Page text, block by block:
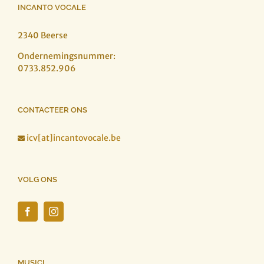
INCANTO VOCALE
2340 Beerse
Ondernemingsnummer:
0733.852.906
CONTACTEER ONS
 icv[at]incantovocale.be
VOLG ONS